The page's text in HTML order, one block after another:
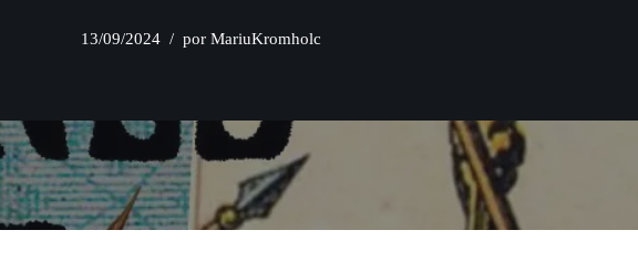
13/09/2024 por MariuKromholc